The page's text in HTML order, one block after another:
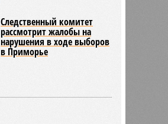
Следственный комитет
рассмотрит жалобы на
нарушения в ходе выборов
в Приморье